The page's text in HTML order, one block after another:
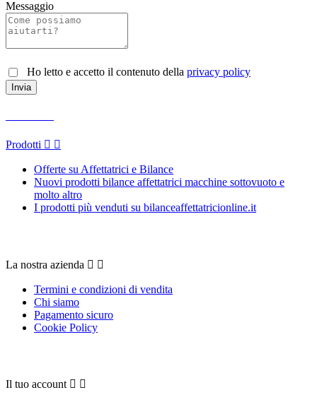
Messaggio
Ho letto e accetto il contenuto della privacy policy
Prodotti  
Offerte su Affettatrici e Bilance
Nuovi prodotti bilance affettatrici macchine sottovuoto e
molto altro
I prodotti più venduti su bilanceaffettatricionline.it
La nostra azienda  
Termini e condizioni di vendita
Chi siamo
Pagamento sicuro
Cookie Policy
Il tuo account  